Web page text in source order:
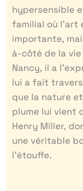
hypersensible
familial où l’art
importante,
à-côté de la
Nancy, il a
lui a fait
que la nature
plume lui vient
Henry Miller,
une véritable
l’étouffe.